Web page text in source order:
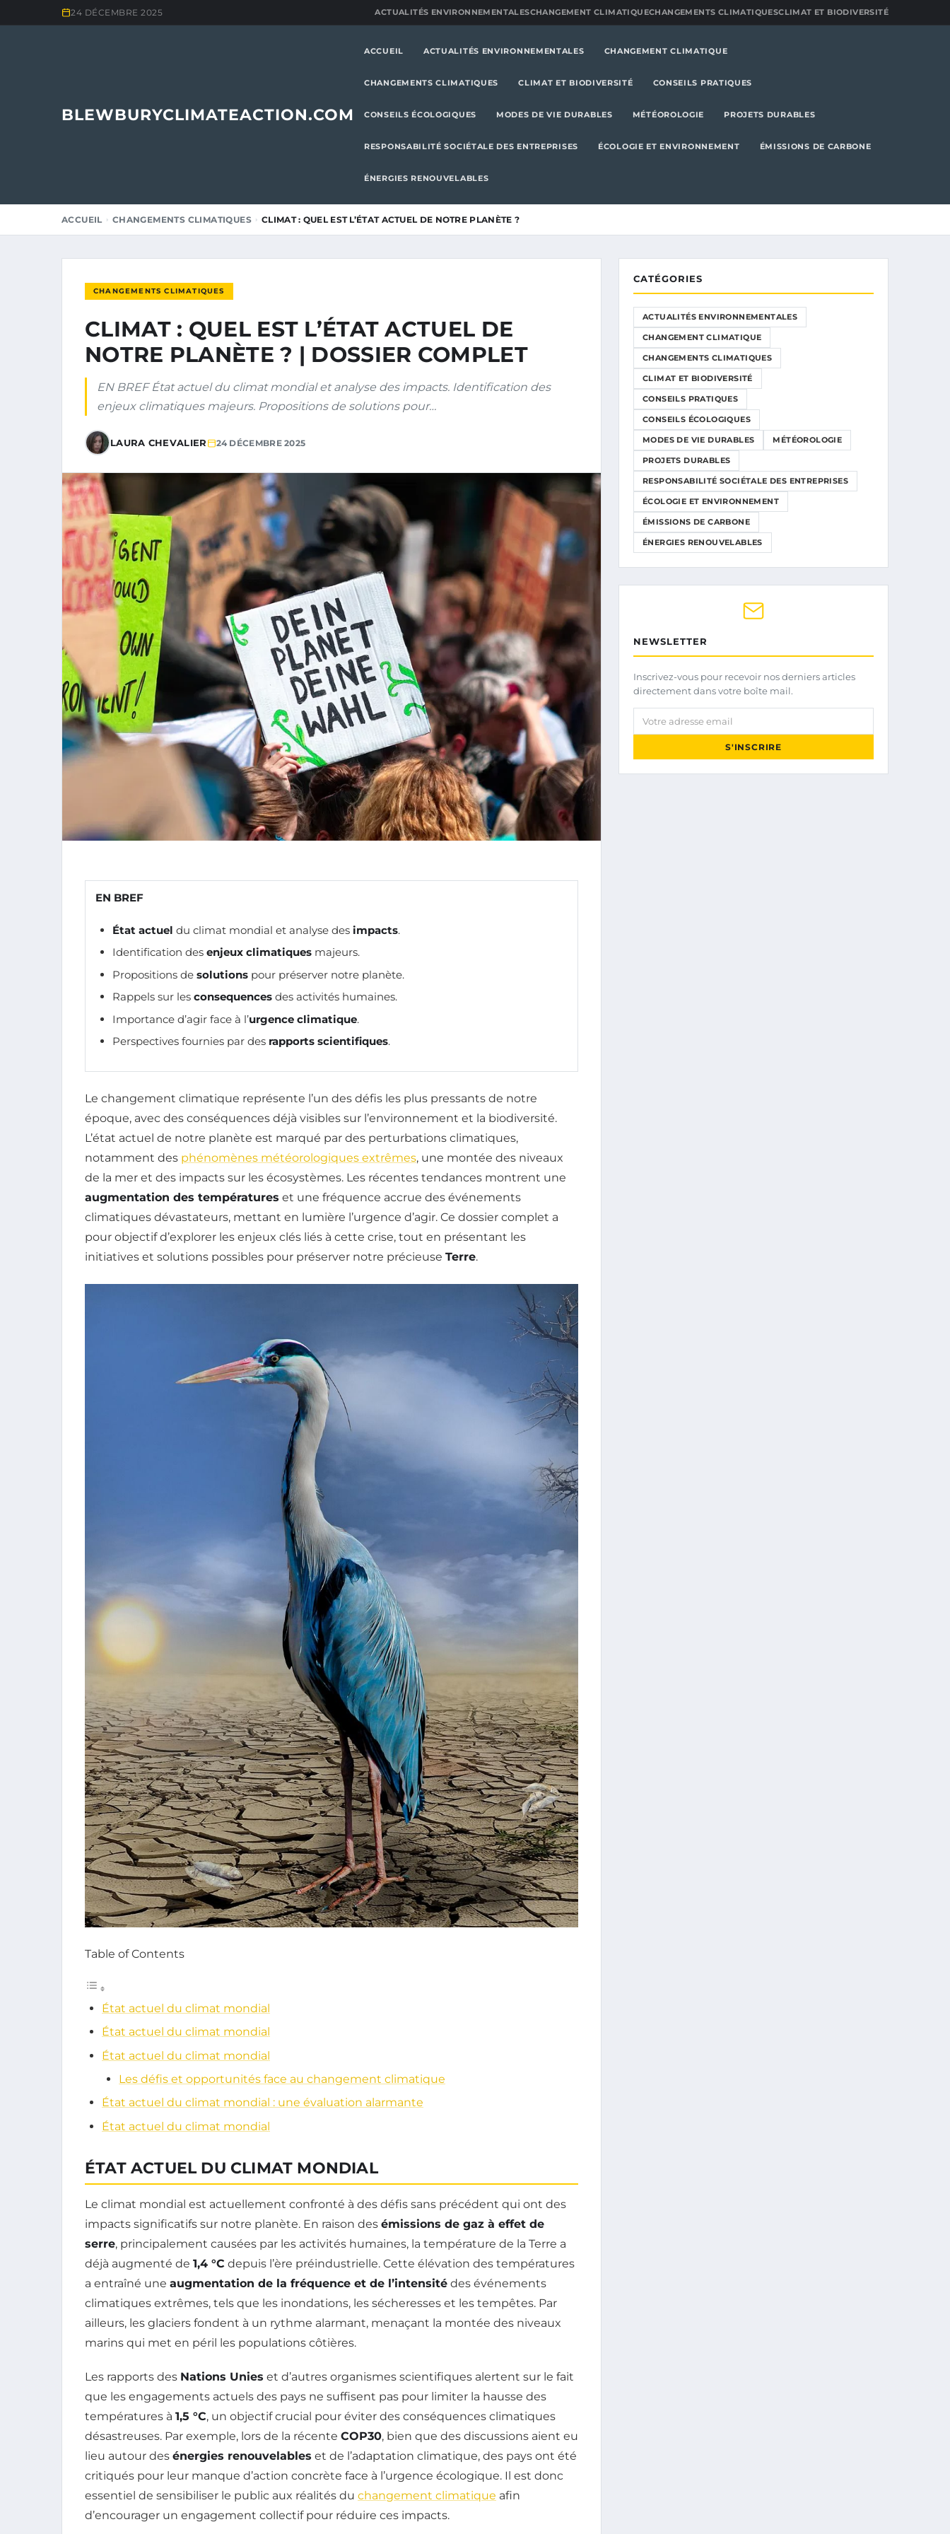
24 DÉCEMBRE 2025 ACTUALITÉS ENVIRONNEMENTALESCHANGEMENT CLIMATIQUECHANGEMENTS CLIMATIQUESCLIMAT ET BIODIVERSITÉ
BLEWBURYCLIMATEACTION.COM
ACCUEIL ACTUALITÉS ENVIRONNEMENTALES CHANGEMENT CLIMATIQUE
CHANGEMENTS CLIMATIQUES CLIMAT ET BIODIVERSITÉ CONSEILS PRATIQUES
CONSEILS ÉCOLOGIQUES MODES DE VIE DURABLES MÉTÉOROLOGIE PROJETS DURABLES
RESPONSABILITÉ SOCIÉTALE DES ENTREPRISES ÉCOLOGIE ET ENVIRONNEMENT ÉMISSIONS DE CARBONE
ÉNERGIES RENOUVELABLES
ACCUEIL CHANGEMENTS CLIMATIQUES CLIMAT : QUEL EST L’ÉTAT ACTUEL DE NOTRE PLANÈTE ?
CHANGEMENTS CLIMATIQUES
CLIMAT : QUEL EST L’ÉTAT ACTUEL DE
NOTRE PLANÈTE ? | DOSSIER COMPLET
EN BREF État actuel du climat mondial et analyse des impacts. Identification des
enjeux climatiques majeurs. Propositions de solutions pour…
LAURA CHEVALIER 24 DÉCEMBRE 2025
EN BREF
État actuel du climat mondial et analyse des impacts.
Identification des enjeux climatiques majeurs.
Propositions de solutions pour préserver notre planète.
Rappels sur les consequences des activités humaines.
Importance d’agir face à l’urgence climatique.
Perspectives fournies par des rapports scientifiques.
Le changement climatique représente l’un des défis les plus pressants de notre
époque, avec des conséquences déjà visibles sur l’environnement et la biodiversité.
L’état actuel de notre planète est marqué par des perturbations climatiques,
notamment des phénomènes météorologiques extrêmes, une montée des niveaux
de la mer et des impacts sur les écosystèmes. Les récentes tendances montrent une
augmentation des températures et une fréquence accrue des événements
climatiques dévastateurs, mettant en lumière l’urgence d’agir. Ce dossier complet a
pour objectif d’explorer les enjeux clés liés à cette crise, tout en présentant les
initiatives et solutions possibles pour préserver notre précieuse Terre.
Table of Contents
État actuel du climat mondial
État actuel du climat mondial
État actuel du climat mondial
Les défis et opportunités face au changement climatique
État actuel du climat mondial : une évaluation alarmante
État actuel du climat mondial
ÉTAT ACTUEL DU CLIMAT MONDIAL
Le climat mondial est actuellement confronté à des défis sans précédent qui ont des
impacts significatifs sur notre planète. En raison des émissions de gaz à effet de
serre, principalement causées par les activités humaines, la température de la Terre a
déjà augmenté de 1,4 °C depuis l’ère préindustrielle. Cette élévation des températures
a entraîné une augmentation de la fréquence et de l’intensité des événements
climatiques extrêmes, tels que les inondations, les sécheresses et les tempêtes. Par
ailleurs, les glaciers fondent à un rythme alarmant, menaçant la montée des niveaux
marins qui met en péril les populations côtières.
Les rapports des Nations Unies et d’autres organismes scientifiques alertent sur le fait
que les engagements actuels des pays ne suffisent pas pour limiter la hausse des
températures à 1,5 °C, un objectif crucial pour éviter des conséquences climatiques
désastreuses. Par exemple, lors de la récente COP30, bien que des discussions aient eu
lieu autour des énergies renouvelables et de l’adaptation climatique, des pays ont été
critiqués pour leur manque d’action concrète face à l’urgence écologique. Il est donc
essentiel de sensibiliser le public aux réalités du changement climatique afin
d’encourager un engagement collectif pour réduire ces impacts.
CATÉGORIES
ACTUALITÉS ENVIRONNEMENTALES
CHANGEMENT CLIMATIQUE
CHANGEMENTS CLIMATIQUES
CLIMAT ET BIODIVERSITÉ
CONSEILS PRATIQUES
CONSEILS ÉCOLOGIQUES
MODES DE VIE DURABLES MÉTÉOROLOGIE
PROJETS DURABLES
RESPONSABILITÉ SOCIÉTALE DES ENTREPRISES
ÉCOLOGIE ET ENVIRONNEMENT
ÉMISSIONS DE CARBONE
ÉNERGIES RENOUVELABLES
NEWSLETTER
Inscrivez-vous pour recevoir nos derniers articles
directement dans votre boîte mail.
Votre adresse email
S'INSCRIRE